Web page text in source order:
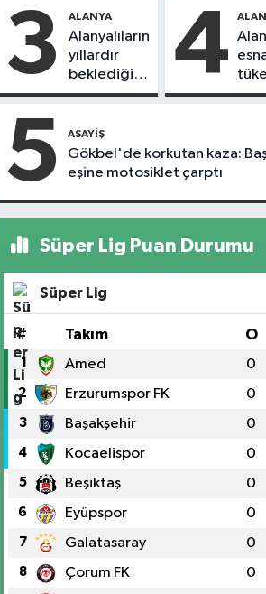
3 ALANYA
Alanyalıların
yıllardır
beklediği
yol askıdan
4
5 ASAYIŞ
Gökbel'de korkutan kaza:
eşine motosiklet çarptı
Süper Lig Puan Durumu
Süper Lig
# Takım O
1 Amed 0
2 Erzurumspor FK 0
3 Başakşehir 0
4 Kocaelispor 0
5 Beşiktaş 0
6 Eyüpspor 0
7 Galatasaray 0
8 Çorum FK 0